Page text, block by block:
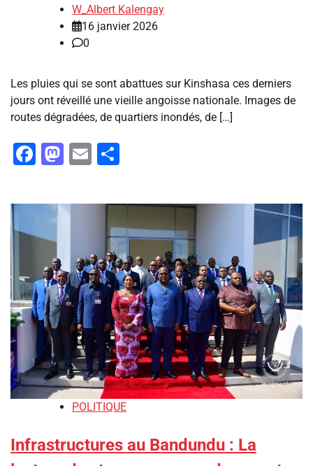
W_Albert Kalengay
16 janvier 2026
0
Les pluies qui se sont abattues sur Kinshasa ces derniers
jours ont réveillé une vieille angoisse nationale. Images de
routes dégradées, de quartiers inondés, de […]
Facebook
Mastodon
Email
POLITIQUE
Infrastructures au Bandundu : La